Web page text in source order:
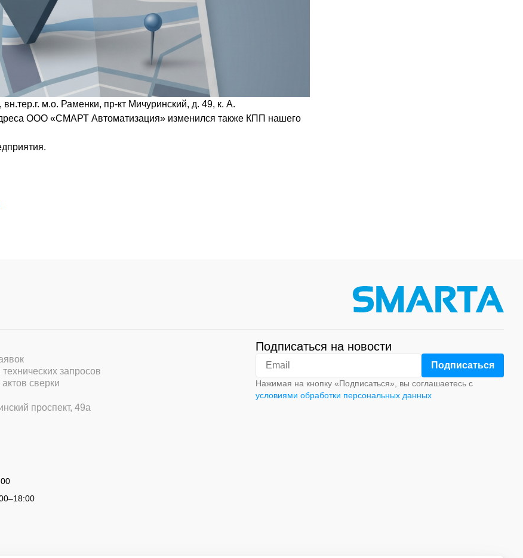
м.о. Раменки, пр-кт Мичуринский, д. 49, к. А.
ООО «СМАРТ Автоматизация» изменился также КПП нашего
технических запросов
сверки
проспект, 49а
–18:00
Подписаться на новости
Нажимая на кнопку «Подписаться», вы соглашаетесь с
условиями обработки персональных данных